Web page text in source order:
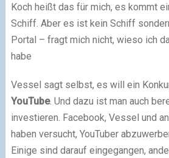
Koch heißt das für mich, es kommt
Schiff. Aber es ist kein Schiff
Portal – fragt mich nicht, wieso ich
habe
Vessel sagt selbst, es will ein
YouTube. Und dazu ist man auch
investieren. Facebook, Vessel und
haben versucht, YouTuber
Einige sind darauf eingegangen,